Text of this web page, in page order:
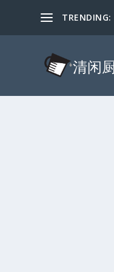
TRENDING: